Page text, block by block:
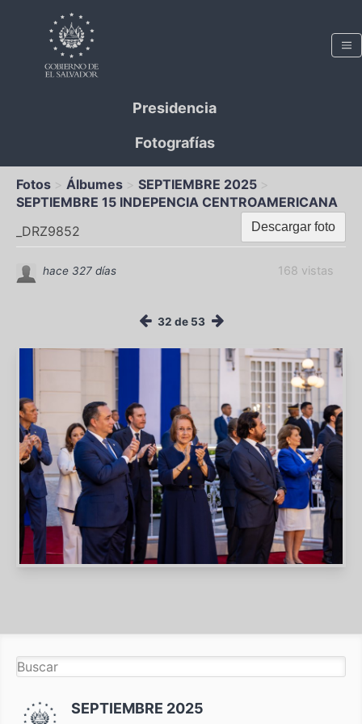
Presidencia
Fotografías
Fotos Álbumes
SEPTIEMBRE 2025
SEPTIEMBRE 15 INDEPENCIA CENTROAMERICANA
Descargar foto
_DRZ9852
168 vistas
hace 327 días
32 de 53
SEPTIEMBRE 2025